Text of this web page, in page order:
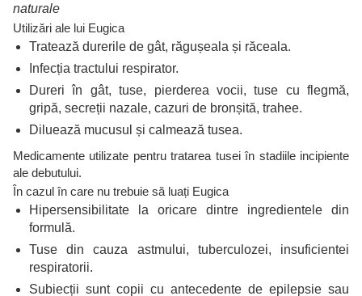
naturale
Utilizări ale lui Eugica
Tratează durerile de gât, răgușeala și răceala.
Infecția tractului respirator.
Dureri în gât, tuse, pierderea vocii, tuse cu flegmă,
gripă, secreții nazale, cazuri de bronșită, trahee.
Diluează mucusul și calmează tusea.
Medicamente utilizate pentru tratarea tusei în stadiile incipiente
ale debutului.
În cazul în care nu trebuie să luați Eugica
Hipersensibilitate la oricare dintre ingredientele din
formulă.
Tuse din cauza astmului, tuberculozei, insuficientei
respiratorii.
Subiecții sunt copii cu antecedente de epilepsie sau